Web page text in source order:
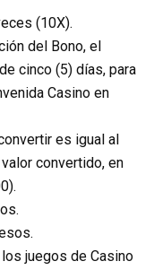
(10X).
del Bono, el
cinco (5) días, para
Casino en
es igual al
convertido, en
juegos de Casino